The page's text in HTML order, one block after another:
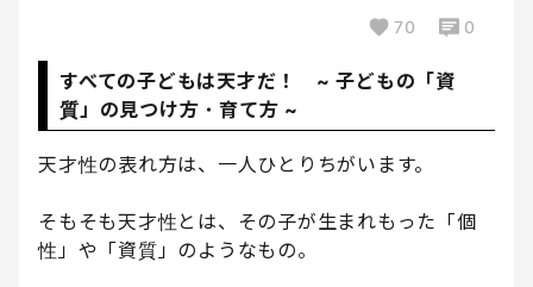
70 0
すべての子どもは天才だ！ ~ 子どもの「資
質」の見つけ方・育て方 ~
天才性の表れ方は、一人ひとりちがいます。
そもそも天才性とは、その子が生まれもった「個
性」や「資質」のようなもの。